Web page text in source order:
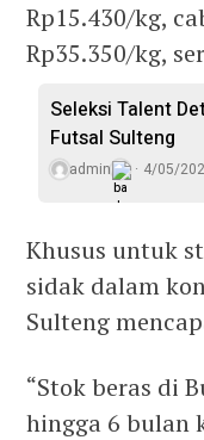
Rp15.430/kg,
Rp35.350/kg,
Seleksi Talent
Futsal Sulteng
admin 4/05/
Khusus untuk
sidak dalam
Sulteng
“Stok beras di
hingga 6 bulan